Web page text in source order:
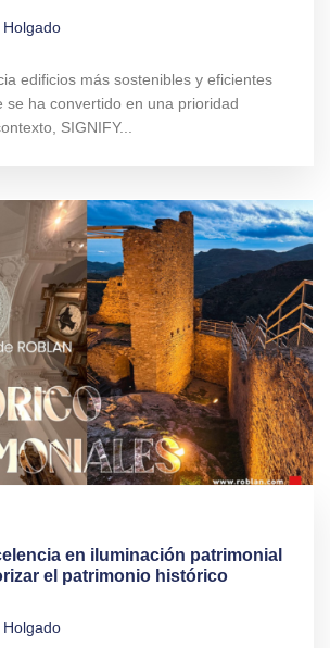
edificios más sostenibles y eficientes
se ha convertido en una prioridad
SIGNIFY...
en iluminación patrimonial
el patrimonio histórico